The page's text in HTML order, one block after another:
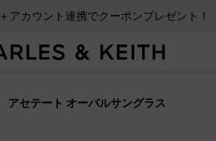
アカウント連携でクーポンプレゼント！
アセテート オーバルサングラス